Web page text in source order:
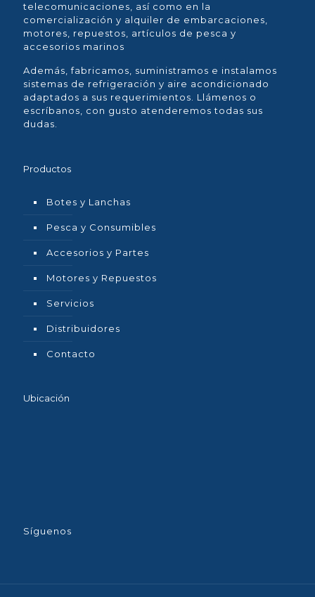
telecomunicaciones, así como en la
comercialización y alquiler de embarcaciones,
motores, repuestos, artículos de pesca y
accesorios marinos
Además, fabricamos, suministramos e instalamos
sistemas de refrigeración y aire acondicionado
adaptados a sus requerimientos. Llámenos o
escríbanos, con gusto atenderemos todas sus
dudas.
Productos
Botes y Lanchas
Pesca y Consumibles
Accesorios y Partes
Motores y Repuestos
Servicios
Distribuidores
Contacto
Ubicación
Síguenos